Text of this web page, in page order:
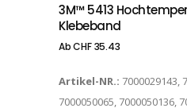
3M™ 5413
Klebeband
AbCHF35.43
Artikel-NR.: 7000029143,
7000050065, 7000050136,